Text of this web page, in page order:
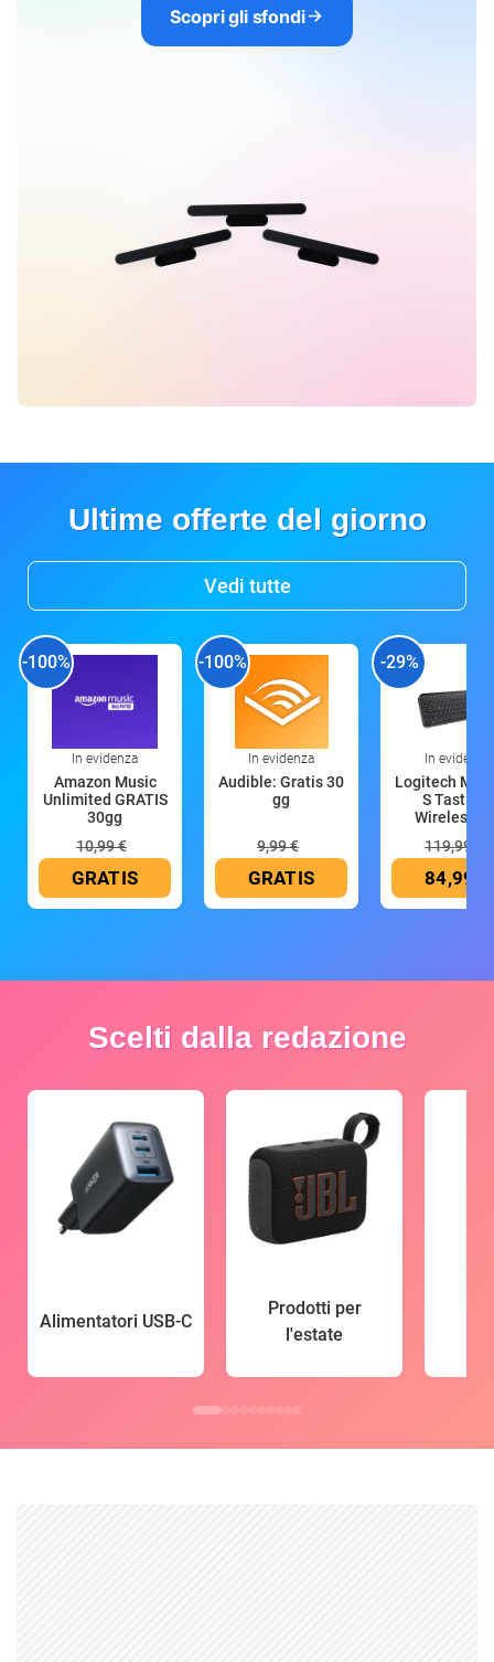
Scopri gli sfondi
Ultime offerte del giorno
Vedi tutte
-100%
In evidenza
Amazon Music
Unlimited GRATIS
30gg
10,99 €
GRATIS
-100%
In evidenza
Audible: Gratis 30
gg
9,99 €
GRATIS
-29%
In evidenza
Logitech MX
S Tastiera
Wireless
119,99 €
84,99 €
Scelti dalla redazione
Alimentatori USB-C
Prodotti per
l'estate